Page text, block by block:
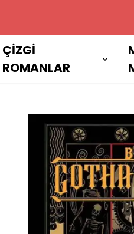
2000 TL VE
ÇİZGİ
ROMANLAR